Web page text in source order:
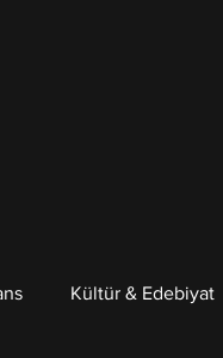
Kültür & Edebiyat